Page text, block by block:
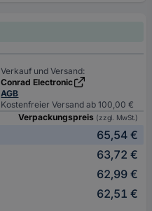
Verkauf und Versand:
Conrad Electronic
AGB
Kostenfreier Versand ab 100,00 €
Verpackungspreis (zzgl. MwSt.)
65,54 €
63,72 €
62,99 €
62,51 €